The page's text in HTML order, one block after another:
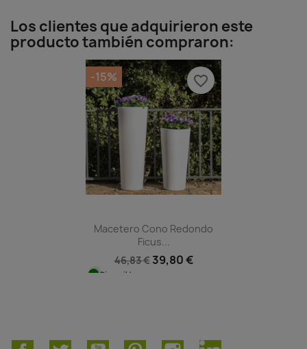
Los clientes que adquirieron este
producto también compraron:
Macetero Cono Redondo
Ficus...
46,83 € 39,80 €
Disponible
-15% favorite_border